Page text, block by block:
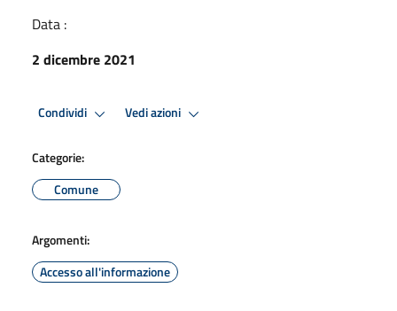
Data :
2 dicembre 2021
Condividi Vedi azioni
Categorie:
Comune
Argomenti:
Accesso all'informazione